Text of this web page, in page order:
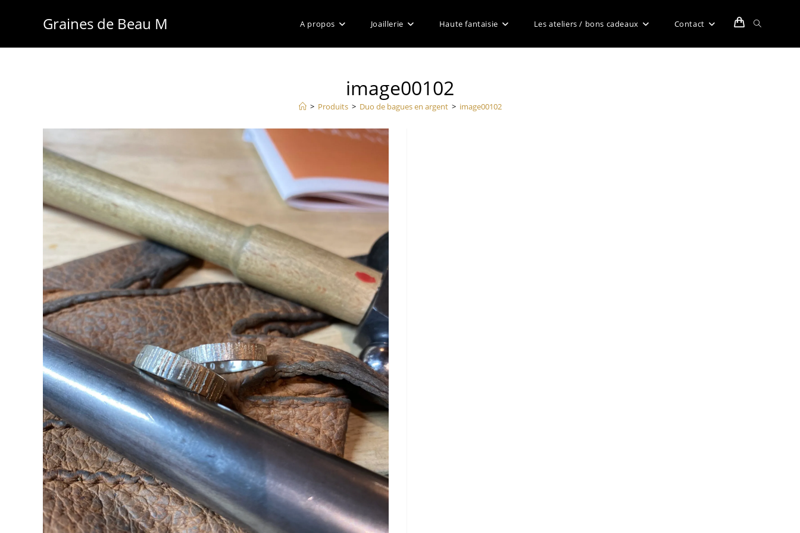
Graines de Beau M A propos Joaillerie Haute fantaisie Les ateliers / bons cadeaux Contact Toggle
image00102
> Produits > Duo de bagues en argent > image00102